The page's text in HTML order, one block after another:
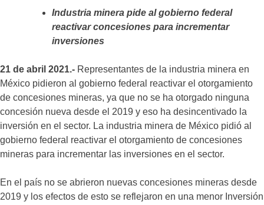
Industria minera pide al gobierno federal
reactivar concesiones para incrementar
inversiones
21 de abril 2021.- Representantes de la industria minera en
México pidieron al gobierno federal reactivar el otorgamiento
de concesiones mineras, ya que no se ha otorgado ninguna
concesión nueva desde el 2019 y eso ha desincentivado la
inversión en el sector. La industria minera de México pidió al
gobierno federal reactivar el otorgamiento de concesiones
mineras para incrementar las inversiones en el sector.
En el país no se abrieron nuevas concesiones mineras desde
2019 y los efectos de esto se reflejaron en una menor Inversión